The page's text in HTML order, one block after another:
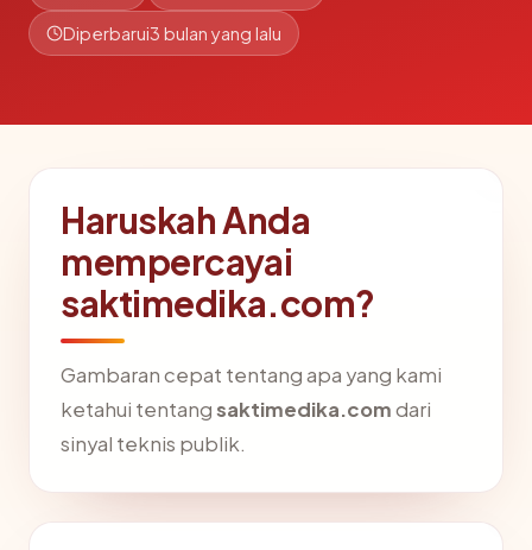
Diperbarui3 bulan yang lalu
Haruskah Anda
mempercayai
saktimedika.com?
Gambaran cepat tentang apa yang kami
ketahui tentangsaktimedika.comdari
sinyal teknis publik.